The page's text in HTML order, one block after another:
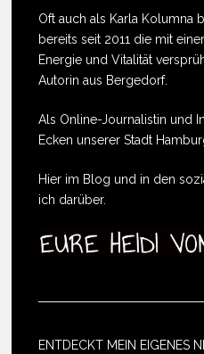
Oft auch als Karla Kolumna
bereits seit 2011 die mit
Energie und Vitalität
Autorin aus Bergedorf.
Als Online-Journalistin und
Ecken unserer Stadt
Hier im Blog und in den
ich darüber.
ENTDECKT MEIN EIGENES